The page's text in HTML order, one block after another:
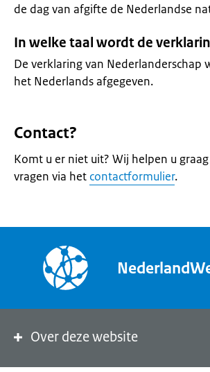
de dag van afgifte de Nederlandse
In welke taal wordt de
De verklaring van Nederlanderschap
het Nederlands afgegeven.
Contact?
Komt u er niet uit? Wij helpen u
vragen via het contactformulier.
Over deze website